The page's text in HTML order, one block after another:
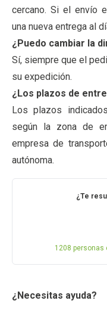
cercano. Si el envío
una nueva entrega al
¿Puedo cambiar la
Sí, siempre que el
su expedición.
¿Los plazos de
Los plazos
según la zona de
empresa de
autónoma.
¿Te
1208 personas
¿Necesitas ayuda?